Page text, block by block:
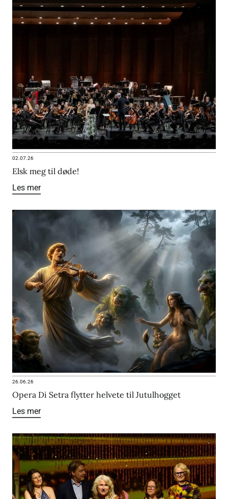
02.07.26
Elsk meg til døde!
Les mer
26.06.26
Opera Di Setra flytter helvete til Jutulhogget
Les mer